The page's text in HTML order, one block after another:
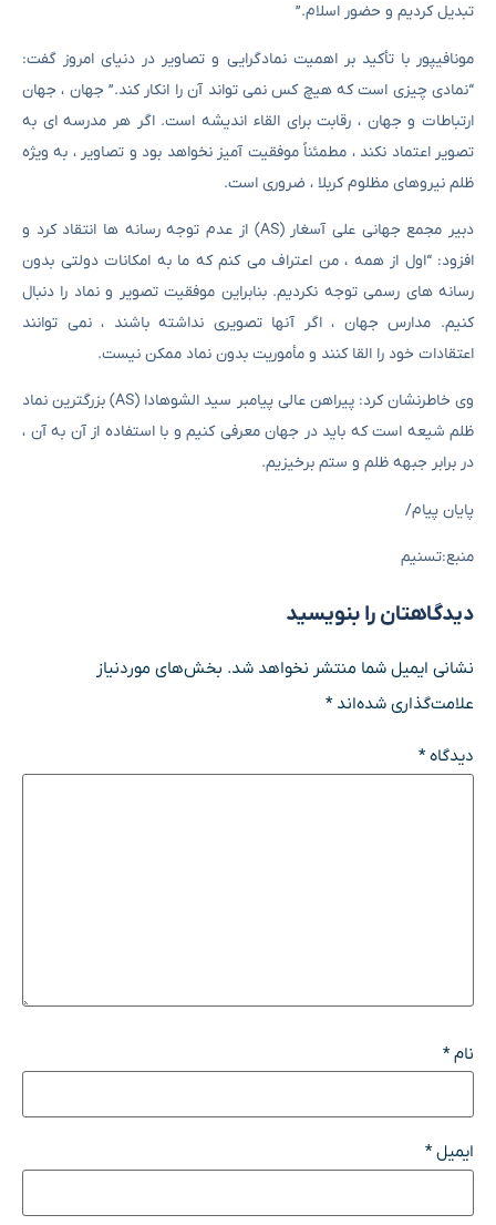
تبدیل کردیم و حضور اسلام.”
مونافیپور با تأکید بر اهمیت نمادگرایی و تصاویر در دنیای امروز گفت:
“نمادی چیزی است که هیچ کس نمی تواند آن را انکار کند.” جهان ، جهان
ارتباطات و جهان ، رقابت برای القاء اندیشه است. اگر هر مدرسه ای به
تصویر اعتماد نکند ، مطمئناً موفقیت آمیز نخواهد بود و تصاویر ، به ویژه
ظلم نیروهای مظلوم کربلا ، ضروری است.
دبیر مجمع جهانی علی آسغار (AS) از عدم توجه رسانه ها انتقاد کرد و
افزود: “اول از همه ، من اعتراف می کنم که ما به امکانات دولتی بدون
رسانه های رسمی توجه نکردیم. بنابراین موفقیت تصویر و نماد را دنبال
کنیم. مدارس جهان ، اگر آنها تصویری نداشته باشند ، نمی توانند
اعتقادات خود را القا کنند و مأموریت بدون نماد ممکن نیست.
وی خاطرنشان کرد: پیراهن عالی پیامبر سید الشوهادا (AS) بزرگترین نماد
ظلم شیعه است که باید در جهان معرفی کنیم و با استفاده از آن به آن ،
در برابر جبهه ظلم و ستم برخیزیم.
پایان پیام/
منبع:تسنیم
دیدگاهتان را بنویسید
نشانی ایمیل شما منتشر نخواهد شد. بخش‌های موردنیاز
علامت‌گذاری شده‌اند*
دیدگاه*
نام*
ایمیل*